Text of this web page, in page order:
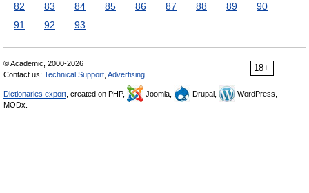
82
83 84 85 86 87 88 89
90
91
92 93
18+
© Academic, 2000-2026
Contact us: Technical Support Advertising
Dictionaries export , created on PHP, Joomla, Drupal,
WordPress,
MODx.